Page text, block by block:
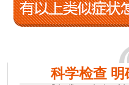
科学检查